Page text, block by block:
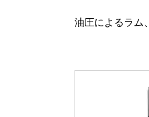
油圧によるラム